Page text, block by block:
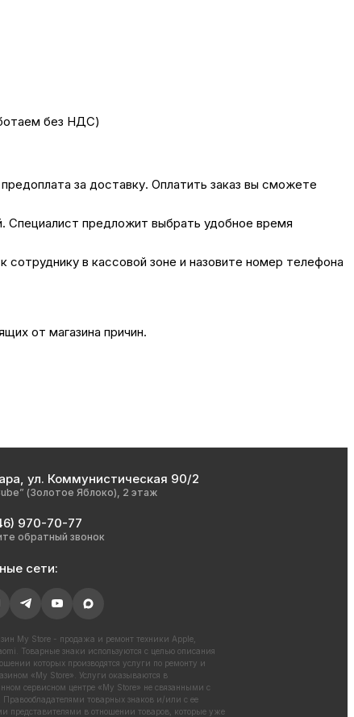
без НДС)
за доставку. Оплатить заказ вы сможете
Специалист предложит выбрать удобное время
сотруднику в кассовой зоне и назовите номер телефона
от магазина причин.
ул. Коммунистическая 90/2
(Золотое Яблоко), 2 этаж
970-70-77
обратный звонок
сети:
My Store - продажа и ремонт техники Apple,
Товарные знаки используются с целью описания
которых производятся услуги по ремонту и
«My Store». Услуги оказываются в
сервисном центре «My Store» не связанными с
товарных знаков и/или с ее
представителями в отношении товаров, которые уже